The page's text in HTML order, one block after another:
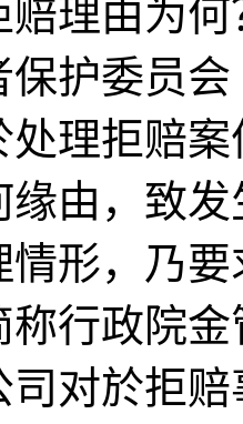
赔理由为
保护委员
处理拒赔
缘由，致
情形，乃
称行政院
司对於拒